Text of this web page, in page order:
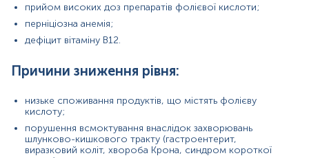
Синоніми
Маркер
Показання до призначення
Інтерферуючі чинники
Синоніми
Вітамін B9; Фолацин; Фолат; Птероїл-L-глютамінова
кислота; Аcidum folicum; Птерїолглутамінова кислота;
прийом високих доз препаратів фолієвої кислоти;
перніціозна анемія;
дефіцит вітаміну В12.
Причини зниження рівня:
низьке споживання продуктів, що містять фолієву
кислоту;
порушення всмоктування внаслідок захворювань
шлунково-кишкового тракту (гастроентерит,
виразковий коліт, хвороба Крона, синдром короткої